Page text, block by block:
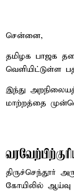
சென்னை,
தமிழக பாஜக
வெளியிட்டுள்ள
இந்து
மாற்றத்தை
திருச்செந்தூர்
கோயிலில் ஆய்வு